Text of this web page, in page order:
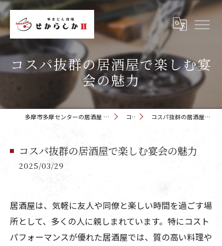
コスパ抜群の居酒屋で楽しむ宴
会の魅力
多摩市多摩センターの居酒屋 せからしか 多摩センター店 コラム コスパ抜群の居酒屋で楽しむ宴会の魅力
コスパ抜群の居酒屋で楽しむ宴会の魅力
2025/03/29
居酒屋は、気軽に友人や同僚と楽しい時間を過ごす場
所として、多くの人に親しまれています。特にコスト
パフォーマンスが優れた居酒屋では、質の高い料理や